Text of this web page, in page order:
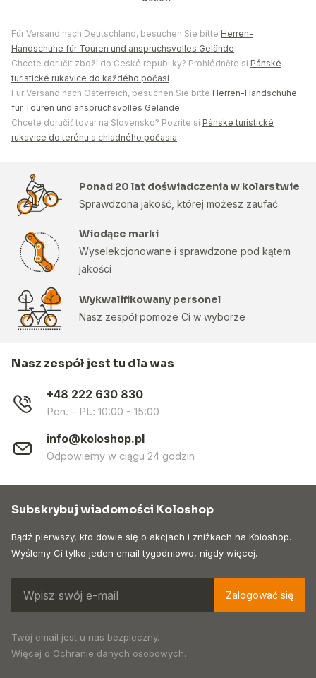
Für Versand nach Deutschland, besuchen Sie bitte Herren-
Handschuhe für Touren und anspruchsvolles Gelände
Chcete doručit zboží do České republiky? Prohlédněte si Pánské
turistické rukavice do každého počasí
Für Versand nach Österreich, besuchen Sie bitte Herren-Handschuhe
für Touren und anspruchsvolles Gelände
Chcete doručiť tovar na Slovensko? Pozrite si Pánske turistické
rukavice do terénu a chladného počasia
Ponad 20 lat doświadczenia w kolarstwie
Sprawdzona jakość, której możesz zaufać
Wiodące marki
Wyselekcjonowane i sprawdzone pod kątem
jakości
Wykwalifikowany personel
Nasz zespół pomoże Ci w wyborze
Nasz zespół jest tu dla was
+48 222 630 830
Pon. - Pt.: 10:00 - 15:00
info@koloshop.pl
Odpowiemy w ciągu 24 godzin
Subskrybuj wiadomości Koloshop
Bądź pierwszy, kto dowie się o akcjach i zniżkach na Koloshop.
Wyślemy Ci tylko jeden email tygodniowo, nigdy więcej.
Zalogować się
Twój email jest u nas bezpieczny.
Więcej o Ochranie danych osobowych.